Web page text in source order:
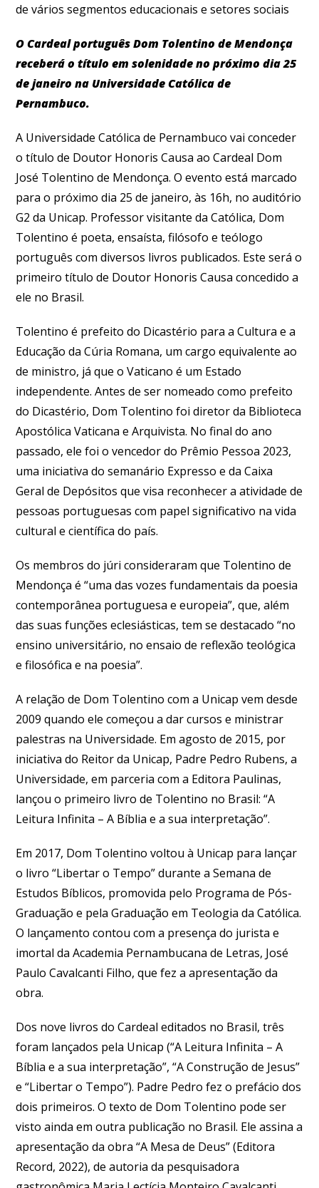
de vários segmentos educacionais e setores sociais
O Cardeal português Dom Tolentino de Mendonça
receberá o título em solenidade no próximo dia 25
de janeiro na Universidade Católica de
Pernambuco.
A Universidade Católica de Pernambuco vai conceder
o título de Doutor Honoris Causa ao Cardeal Dom
José Tolentino de Mendonça. O evento está marcado
para o próximo dia 25 de janeiro, às 16h, no auditório
G2 da Unicap. Professor visitante da Católica, Dom
Tolentino é poeta, ensaísta, filósofo e teólogo
português com diversos livros publicados. Este será o
primeiro título de Doutor Honoris Causa concedido a
ele no Brasil.
Tolentino é prefeito do Dicastério para a Cultura e a
Educação da Cúria Romana, um cargo equivalente ao
de ministro, já que o Vaticano é um Estado
independente. Antes de ser nomeado como prefeito
do Dicastério, Dom Tolentino foi diretor da Biblioteca
Apostólica Vaticana e Arquivista. No final do ano
passado, ele foi o vencedor do Prêmio Pessoa 2023,
uma iniciativa do semanário Expresso e da Caixa
Geral de Depósitos que visa reconhecer a atividade de
pessoas portuguesas com papel significativo na vida
cultural e científica do país.
Os membros do júri consideraram que Tolentino de
Mendonça é “uma das vozes fundamentais da poesia
contemporânea portuguesa e europeia”, que, além
das suas funções eclesiásticas, tem se destacado “no
ensino universitário, no ensaio de reflexão teológica
e filosófica e na poesia”.
A relação de Dom Tolentino com a Unicap vem desde
2009 quando ele começou a dar cursos e ministrar
palestras na Universidade. Em agosto de 2015, por
iniciativa do Reitor da Unicap, Padre Pedro Rubens, a
Universidade, em parceria com a Editora Paulinas,
lançou o primeiro livro de Tolentino no Brasil: “A
Leitura Infinita – A Bíblia e a sua interpretação”.
Em 2017, Dom Tolentino voltou à Unicap para lançar
o livro “Libertar o Tempo” durante a Semana de
Estudos Bíblicos, promovida pelo Programa de Pós-
Graduação e pela Graduação em Teologia da Católica.
O lançamento contou com a presença do jurista e
imortal da Academia Pernambucana de Letras, José
Paulo Cavalcanti Filho, que fez a apresentação da
obra.
Dos nove livros do Cardeal editados no Brasil, três
foram lançados pela Unicap (“A Leitura Infinita – A
Bíblia e a sua interpretação”, “A Construção de Jesus”
e “Libertar o Tempo”). Padre Pedro fez o prefácio dos
dois primeiros. O texto de Dom Tolentino pode ser
visto ainda em outra publicação no Brasil. Ele assina a
apresentação da obra “A Mesa de Deus” (Editora
Record, 2022), de autoria da pesquisadora